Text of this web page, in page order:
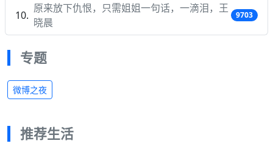
原来放下仇恨，只需姐姐一句话，一滴泪，王
晓晨
9703
专题
微博之夜
推荐生活